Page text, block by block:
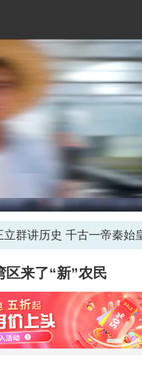
立群讲历史 千古一帝秦始
区来了“新”农民